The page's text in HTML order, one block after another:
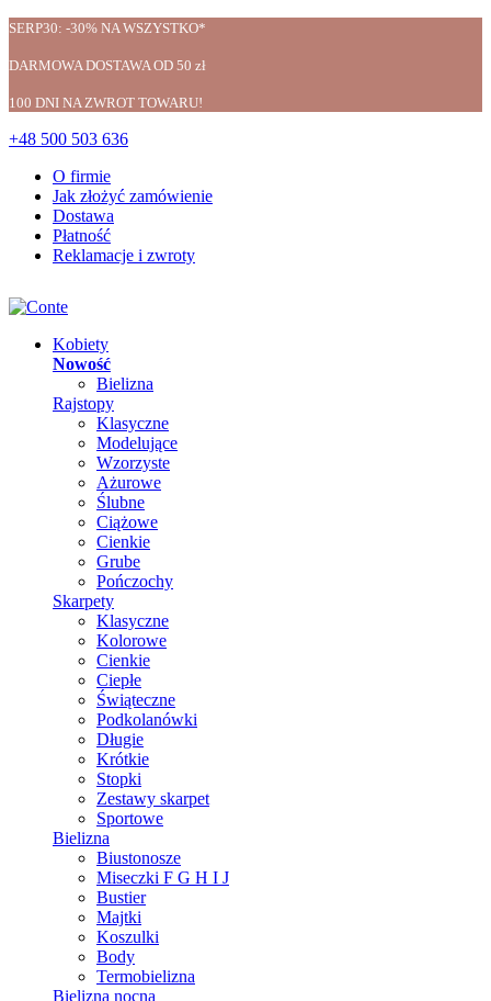
SERP30: -30% NA WSZYSTKO*
DARMOWA DOSTAWA OD 50 zł
100 DNI NA ZWROT TOWARU!
+48 500 503 636
O firmie
Jak złożyć zamówienie
Dostawa
Płatność
Reklamacje i zwroty
Kobiety
Nowość
Bielizna
Rajstopy
Klasyczne
Modelujące
Wzorzyste
Ażurowe
Ślubne
Ciążowe
Cienkie
Grube
Pończochy
Skarpety
Klasyczne
Kolorowe
Cienkie
Ciepłe
Świąteczne
Podkolanówki
Długie
Krótkie
Stopki
Zestawy skarpet
Sportowe
Bielizna
Biustonosze
Miseczki F G H I J
Bustier
Majtki
Koszulki
Body
Termobielizna
Bielizna nocna